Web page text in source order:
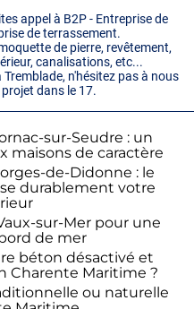
appel à B2P - Entreprise de
de terrassement.
de pierre, revêtement,
canalisations, etc...
n'hésitez pas à nous
dans le 17.
sur-Seudre : un
maisons de caractère
de-Didonne : le
durablement votre
sur-Mer pour une
de mer
béton désactivé et
Charente Maritime ?
ou naturelle